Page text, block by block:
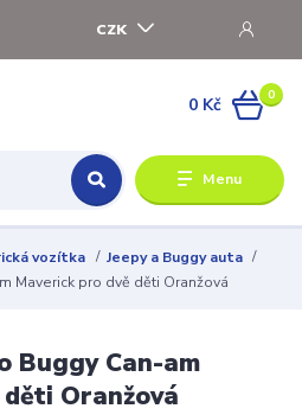
Menu
CZK
0
0 Kč
vozítka
Jeepy a Buggy auta
Maverick pro dvě děti Oranžová
Buggy Can-am
Oranžová